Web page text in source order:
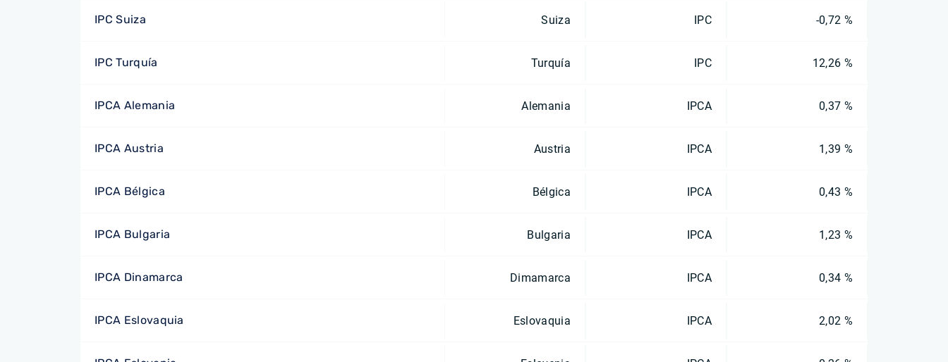
IPC Suiza Suiza IPC -0,72 %
IPC Turquía Turquía IPC 12,26 %
IPCA Alemania Alemania IPCA 0,37 %
IPCA Austria Austria IPCA 1,39 %
IPCA Bélgica Bélgica IPCA 0,43 %
IPCA Bulgaria Bulgaria IPCA 1,23 %
IPCA Dinamarca Dimamarca IPCA 0,34 %
IPCA Eslovaquia Eslovaquia IPCA 2,02 %